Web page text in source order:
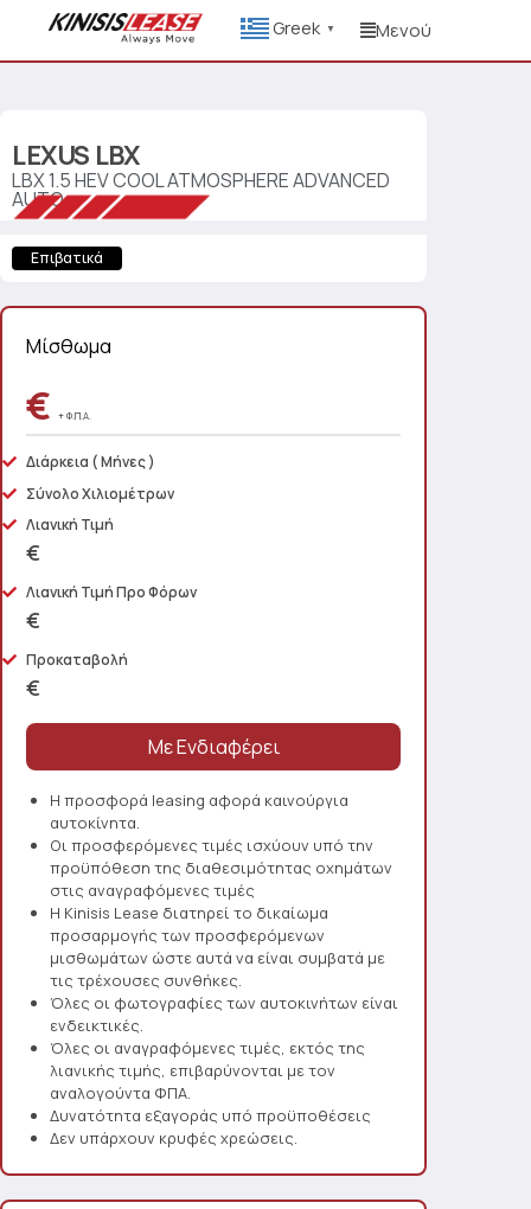
Greek ▼ Μενού
LEXUS LBX
LBX 1.5 HEV COOL ATMOSPHERE ADVANCED
AUTO
Επιβατικά
Μίσθωμα
€ + Φ.Π.Α.
Διάρκεια ( Μήνες )
Σύνολο Χιλιομέτρων
Λιανική Τιμή
€
Λιανική Τιμή Προ Φόρων
€
Προκαταβολή
€
Η προσφορά leasing αφορά καινούργια
αυτοκίνητα.
Οι προσφερόμενες τιμές ισχύουν υπό την
προϋπόθεση της διαθεσιμότητας οχημάτων
στις αναγραφόμενες τιμές
Η Kinisis Lease διατηρεί το δικαίωμα
προσαρμογής των προσφερόμενων
μισθωμάτων ώστε αυτά να είναι συμβατά με
τις τρέχουσες συνθήκες.
Όλες οι φωτογραφίες των αυτοκινήτων είναι
ενδεικτικές.
Όλες οι αναγραφόμενες τιμές, εκτός της
λιανικής τιμής, επιβαρύνονται με τον
αναλογούντα ΦΠΑ.
Δυνατότητα εξαγοράς υπό προϋποθέσεις
Δεν υπάρχουν κρυφές χρεώσεις.